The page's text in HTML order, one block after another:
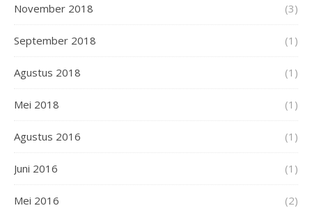
November 2018 (3)
September 2018 (1)
Agustus 2018 (1)
Mei 2018 (1)
Agustus 2016 (1)
Juni 2016 (1)
Mei 2016 (2)